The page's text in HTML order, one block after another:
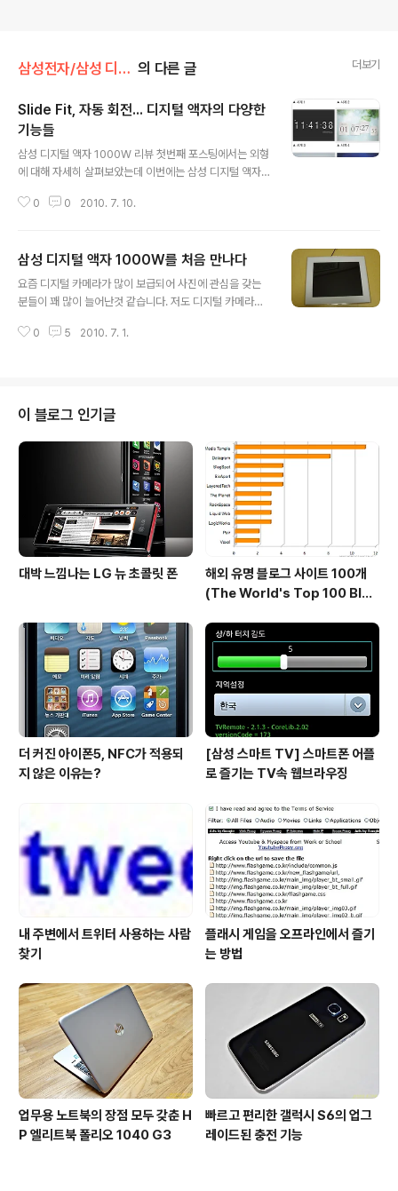
삼성전자/삼성 디지털 액자 1000W 의 다른 글 더보기
Slide Fit, 자동 회전... 디지털 액자의 다양한
기능들
삼성 디지털 액자 1000W 리뷰 첫번째 포스팅에서는 외형
에 대해 자세히 살펴보았는데 이번에는 삼성 디지털 액자 1
삼성 디지털 액자 1000W는 사진에 최적화된 4:3 비율을
크기 사진 기준 약 3,000장 이상) TOC 디자인으로 깔끔
한 표면처리가 강점이라고 합니다. 실제로 만져봤을때도
표면이 매끄럽게 처리가 잘 되어 있어 저렴한 제품이라는
젤 부분을 함께 사출하는 고급 기술을 적용해 이런 매끄러
0 0 2010. 7. 10.
삼성 디지털 액자 1000W를 처음 만나다
요즘 디지털 카메라가 많이 보급되어 사진에 관심을 갖는
분들이 꽤 많이 늘어난것 같습니다. 저도 디지털 카메라를
지털 카메라로 사진을 찍은 뒤에는 어떻게 하시나요? 저는
그런데, 이렇게 컴퓨터나 외장하드에 사진을 저장하게 되
면 사진을 보기 위해서는 컴퓨터를 켜야 합니다. 사진 한두
장 보려고 하는데 컴퓨터 켜고 부팅될때까지 기다린뒤 포
토 뷰어를 열어 사진을 보거나 인터넷에 연결하다보면 10
여분이 훌쩍 지나가 버리기 일쑤였죠. 그런데, 최근 디지털
액자가 생긴뒤로는 이런 일이 없어졌습니다...
0 5 2010. 7. 1.
이 블로그 인기글
대박 느낌나는 LG 뉴 초콜릿 폰
해외 유명 블로그 사이트 100개
(The World's Top 100 Blog
더 커진 아이폰5, NFC가 적용되
지 않은 이유는?
[삼성 스마트 TV] 스마트폰 어플
로 즐기는 TV속 웹브라우징
내 주변에서 트위터 사용하는 사람
찾기
플래시 게임을 오프라인에서 즐기
는 방법
업무용 노트북의 장점 모두 갖춘 H
P 엘리트북 폴리오 1040 G3
빠르고 편리한 갤럭시 S6의 업그
레이드된 충전 기능